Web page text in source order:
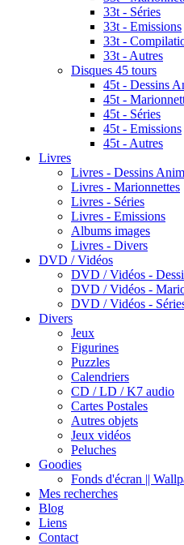
33t - Séries
33t - Emissions
33t -
33t - Autres
Disques 45 tours
45t - Dessins
45t -
45t - Séries
45t - Emissions
45t - Autres
Livres
Livres - Dessins
Livres - Marionnettes
Livres - Séries
Livres - Emissions
Albums images
Livres - Divers
DVD / Vidéos
DVD / Vidéos -
DVD / Vidéos -
DVD / Vidéos -
Divers
Jeux
Figurines
Puzzles
Calendriers
CD / LD / K7 audio
Cartes Postales
Autres objets
Jeux vidéos
Peluches
Goodies
Fonds d'écran ||
Mes recherches
Blog
Liens
Contact